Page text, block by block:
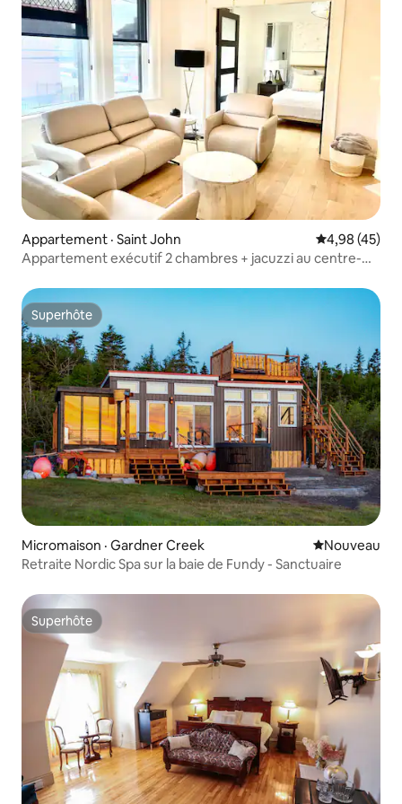
Appartement · Saint John Note
4,98 (45)
Appartement exécutif 2 chambres + jacuzzi au centre-
Superhôte
Superhôte
Micromaison · Gardner Creek Nouvel
Nouveau
Retraite Nordic Spa sur la baie de Fundy - Sanctuaire
Superhôte
Superhôte